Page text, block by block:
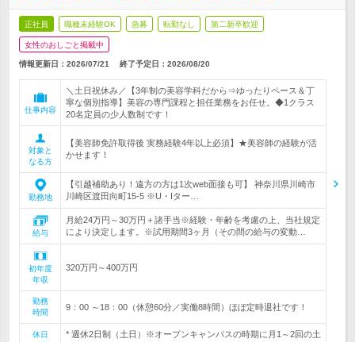
正社員 職種未経験OK 急募 転勤なし 第二新卒歓迎
女性のおしごと掲載中
情報更新日：2026/07/21 終了予定日： 2026/08/20
仕事内容
＼土日祝休み／【3年制の美容学科だから⇒ゆったりペース＆丁
寧な個別指導】美容の専門課程と担任業務をお任せ。◆1クラス
20名定員の少人数制です！
対象と
なる方
【美容師免許取得後 実務経験4年以上必須】★美容師の経験が活
かせます！
勤務地
【引越補助あり！遠方の方は1次web面接も可】 神奈川県川崎市
川崎区渡田向町15-5 ※U・Iター…
給与
月給24万円～30万円＋諸手当※経験・年齢を考慮の上、当社規定
により決定します。※試用期間3ヶ月（その間の給与の変動…
初年度
年収
320万円～400万円
勤務
時間
9：00 ～18：00（休憩60分／実働8時間）ほぼ定時退社です！
休日
* 週休2日制（土日）※オープンキャンパスの時期に月1～2回の土